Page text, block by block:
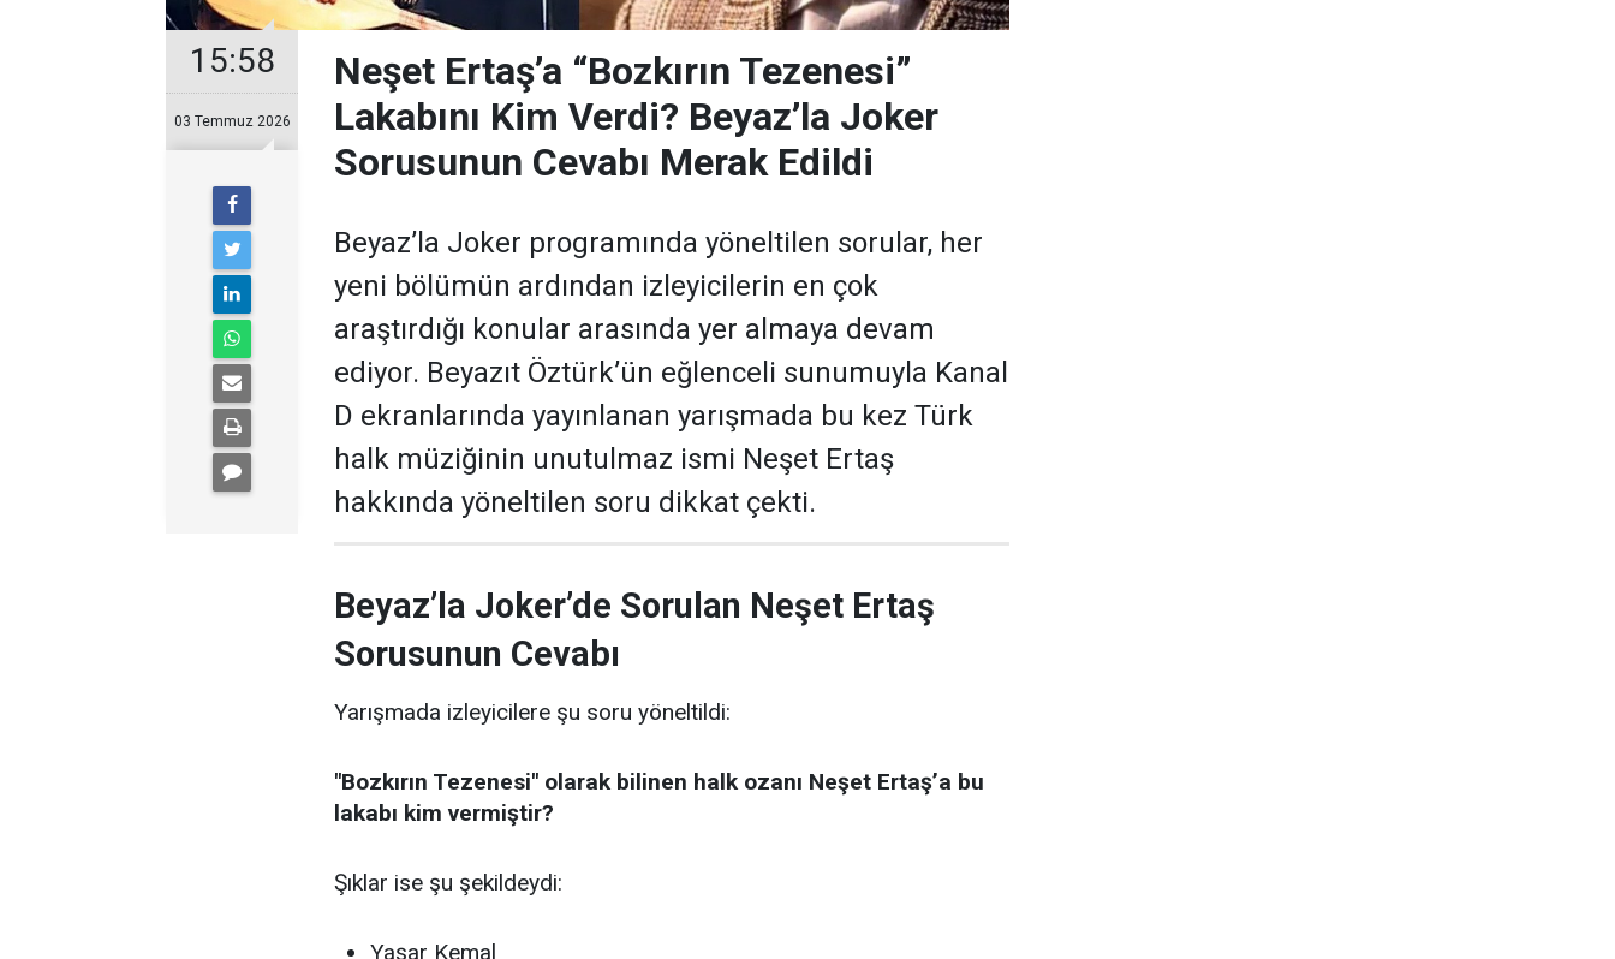
15:58
03 Temmuz 2026
Neşet Ertaş’a “Bozkırın Tezenesi”
Lakabını Kim Verdi? Beyaz’la Joker
Sorusunun Cevabı Merak Edildi
Beyaz’la Joker programında yöneltilen sorular, her
yeni bölümün ardından izleyicilerin en çok
araştırdığı konular arasında yer almaya devam
ediyor. Beyazıt Öztürk’ün eğlenceli sunumuyla Kanal
D ekranlarında yayınlanan yarışmada bu kez Türk
halk müziğinin unutulmaz ismi Neşet Ertaş
hakkında yöneltilen soru dikkat çekti.
Beyaz’la Joker’de Sorulan Neşet Ertaş
Sorusunun Cevabı
Yarışmada izleyicilere şu soru yöneltildi:
"Bozkırın Tezenesi" olarak bilinen halk ozanı Neşet Ertaş’a bu
lakabı kim vermiştir?
Şıklar ise şu şekildeydi:
Yaşar Kemal